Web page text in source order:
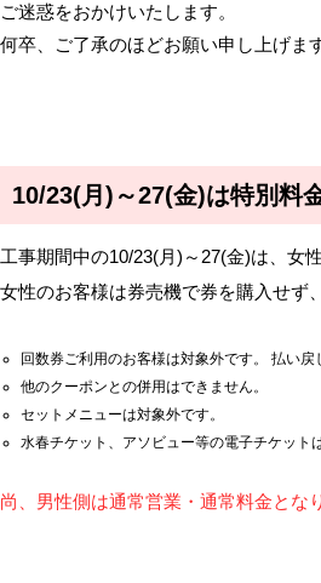
ご迷惑をおかけいたします。
何卒、ご了承のほどお願い申し上げます
10/23(月)～27(金)は特別料
工事期間中の10/23(月)～27(金)は、女
女性のお客様は券売機で券を購入せず
回数券ご利用のお客様は対象外です。 払い戻
他のクーポンとの併用はできません。
セットメニューは対象外です。
水春チケット、アソビュー等の電子チケット
尚、男性側は通常営業・通常料金とな